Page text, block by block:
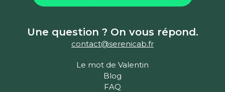
Une question ? On vous répond.
contact@serenicab.fr
Le mot de Valentin
Blog
FAQ